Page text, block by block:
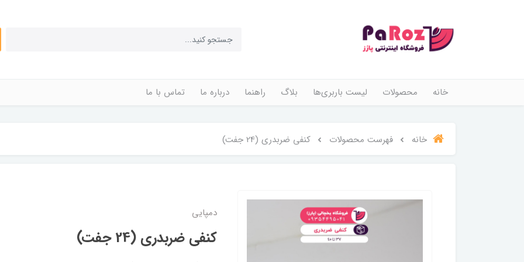
خانه محصولات لیست باربری‌ها بلاگ راهنما درباره ما تماس با ما
خانه فهرست محصولات کنفی ضربدری (24 جفت)
دمپایی
کنفی ضربدری (24 جفت)